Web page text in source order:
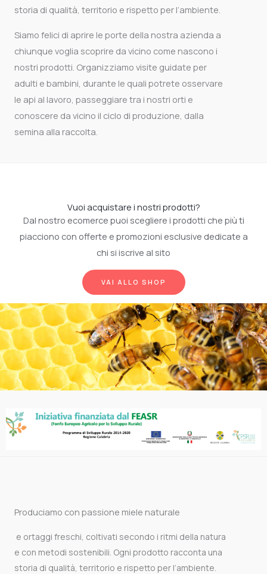
storia di qualità, territorio e rispetto per l’ambiente.
Siamo felici di aprire le porte della nostra azienda a
chiunque voglia scoprire da vicino come nascono i
nostri prodotti. Organizziamo visite guidate per
adulti e bambini, durante le quali potrete osservare
le api al lavoro, passeggiare tra i nostri orti e
conoscere da vicino il ciclo di produzione, dalla
semina alla raccolta.
Vuoi acquistare i nostri prodotti?
Dal nostro ecomerce puoi scegliere i prodotti che più ti
piacciono con offerte e promozioni esclusive dedicate a
chi si iscrive al sito
VAI ALLO SHOP
Produciamo con passione miele naturale
e ortaggi freschi, coltivati secondo i ritmi della natura
e con metodi sostenibili. Ogni prodotto racconta una
storia di qualità, territorio e rispetto per l’ambiente.